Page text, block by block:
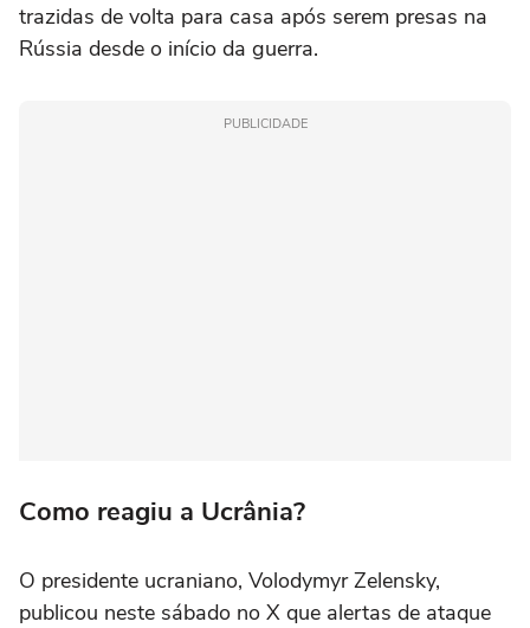
trazidas de volta para casa após serem presas na
Rússia desde o início da guerra.
PUBLICIDADE
Como reagiu a Ucrânia?
O presidente ucraniano, Volodymyr Zelensky,
publicou neste sábado no X que alertas de ataque